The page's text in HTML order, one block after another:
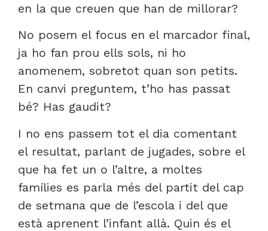
en la que creuen que han de millorar?
No posem el focus en el marcador final,
ja ho fan prou ells sols, ni ho
anomenem, sobretot quan son petits.
En canvi preguntem, t’ho has passat
bé? Has gaudit?
I no ens passem tot el dia comentant
el resultat, parlant de jugades, sobre el
que ha fet un o l’altre, a moltes
famílies es parla més del partit del cap
de setmana que de l’escola i del que
està aprenent l’infant allà. Quin és el